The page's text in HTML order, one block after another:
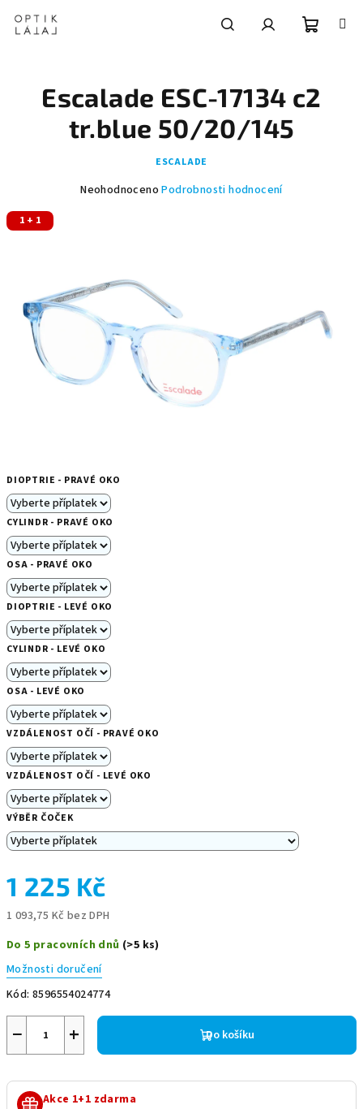
obsah
košík
DIOPTRIE - PRAVÉ OKO
CYLINDR - PRAVÉ OKO
OSA - PRAVÉ OKO
DIOPTRIE - LEVÉ OKO
CYLINDR - LEVÉ OKO
OSA - LEVÉ OKO
VZDÁLENOST OČÍ - PRAVÉ OKO
VZDÁLENOST OČÍ - LEVÉ OKO
VÝBĚR ČOČEK
1 225 Kč
1 093,75 Kč bez DPH
cena:
Do 5 pracovních dnů (>5 ks)
Možnosti doručení
Kód: 8596554024774
+
− Do košíku
Akce 1+1 zdarma
Escalade ESC-17134 c2
tr.blue 50/20/145
ESCALADE
Průměrné
5
hvězdiček.
Neohodnoceno Podrobnosti hodnocení
1 + 1